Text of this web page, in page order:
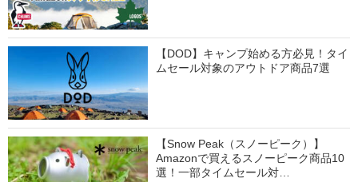
【DOD】キャンプ始める方必見！タイ
ムセール対象のアウトドア商品7選
【Snow Peak（スノーピーク）】
Amazonで買えるスノーピーク商品10
選！一部タイムセール対…